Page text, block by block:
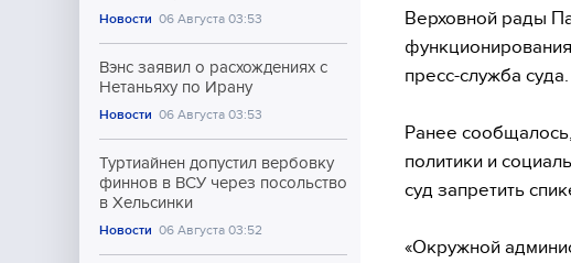
Новости 06 Августа 03:53
Вэнс заявил о расхождениях с
Нетаньяху по Ирану
Новости 06 Августа 03:53
Туртиайнен допустил вербовку
финнов в ВСУ через посольство
в Хельсинки
Новости 06 Августа 03:52
Верховной рады
пресс-служба суда.
Ранее
политики и
суд запретить
«Окружной